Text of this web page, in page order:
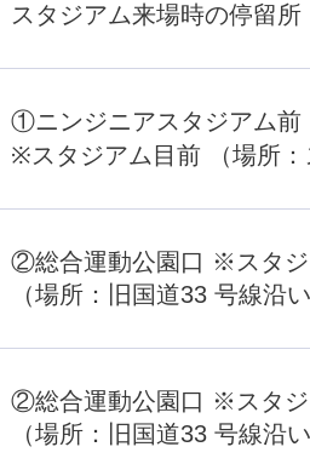
スタジアム来場時の停留所
①ニンジニアスタジアム前
※スタジアム目前 （場所
②総合運動公園口 ※スタジ
（場所：旧国道33 号線沿
②総合運動公園口 ※スタジ
（場所：旧国道33 号線沿